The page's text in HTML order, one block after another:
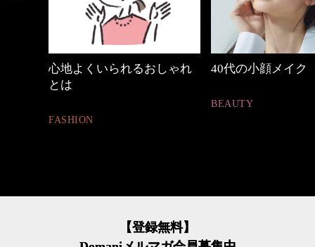
40代の小顔メイク
【ワーママのきれ
【登録無料】